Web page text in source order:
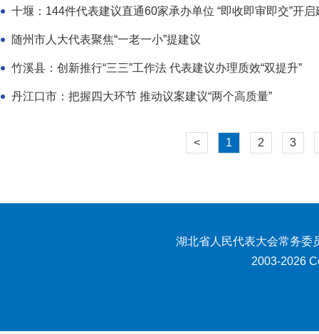
十堰：144件代表建议直通60家承办单位 “即收即审即交”开启
随州市人大代表聚焦“一老一小”提建议
竹溪县：创新推行“三三”工作法 代表建议办理质效“双提升”
​丹江口市：把握四大环节 推动议案建议“两个高质量”
< 1 2 3
湖北省人民代表大会常务委
2003-2026